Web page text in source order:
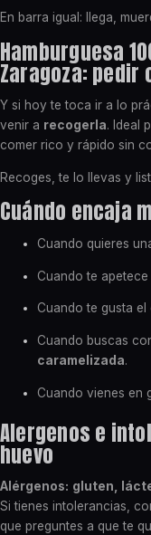
En barra igual: llega,
Hamburguesa
Zaragoza: pedir
Y si hoy te toca ir a lo
venir a recogerla. Ideal
comer rico y rápido sin
Recoges, te lo llevas y
Cuándo encaja
Cuando quieres
Cuando te
Cuando te gusta el
Cuando buscas
caramelizada.
Cuando vienes en
Alergenos e
huevo
Alérgenos: gluten,
Si tienes intolerancias,
que preguntes a que te